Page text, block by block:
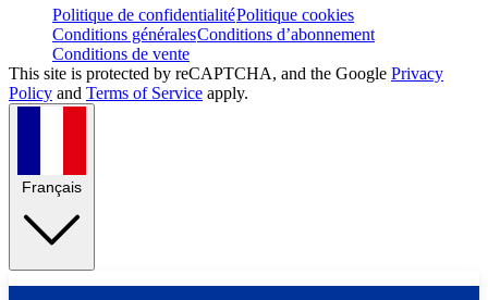
Politique de confidentialitéPolitique cookies
Conditions généralesConditions d’abonnement
Conditions de vente
This site is protected by reCAPTCHA, and the Google Privacy
Policy and Terms of Service apply.
Français